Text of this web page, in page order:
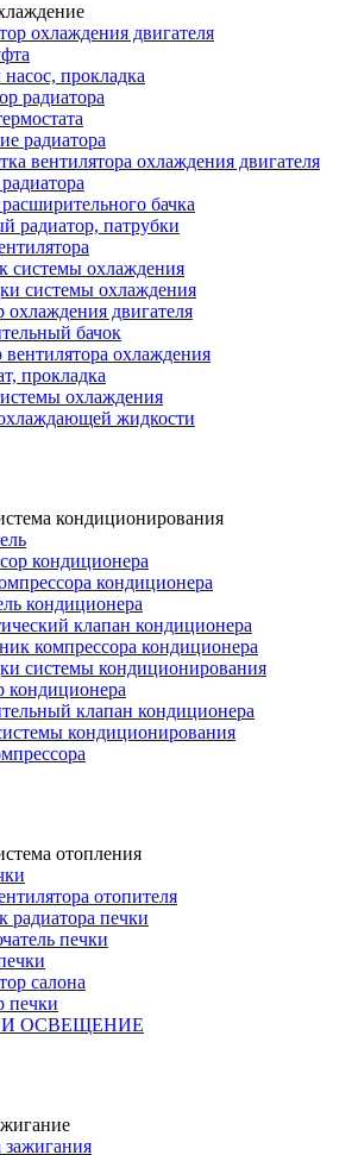
охлаждения двигателя
прокладка
радиатора
радиатора
вентилятора охлаждения двигателя
бачка
радиатор, патрубки
системы охлаждения
системы охлаждения
охлаждения двигателя
бачок
вентилятора охлаждения
прокладка
охлаждения
жидкости
кондиционирования
кондиционера
кондиционера
кондиционера
клапан кондиционера
компрессора кондиционера
системы кондиционирования
кондиционера
клапан кондиционера
кондиционирования
отопления
отопителя
радиатора печки
печки
салона
печки
И ОСВЕЩЕНИЕ